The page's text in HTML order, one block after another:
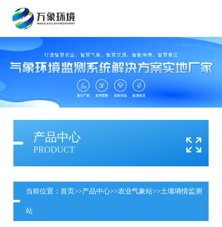
产品中心
PRODUCT
当前位置： 首页>>产品中心>>农业气象站>>土壤墒情监测
站